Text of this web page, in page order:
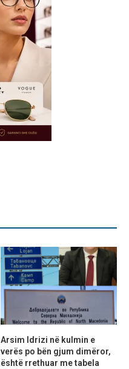
Arsim Idrizi në kulmin e
verës po bën gjum dimëror,
është rrethuar me tabela